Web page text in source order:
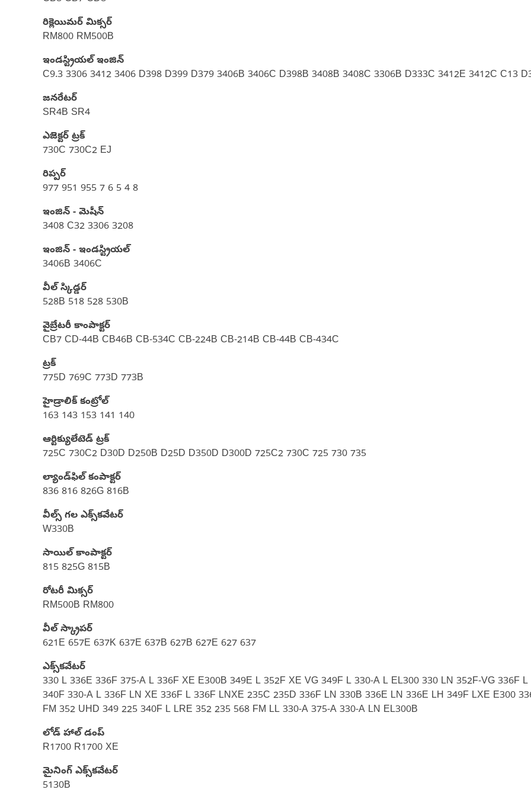
రిక్లెయిమర్ మిక్సర్
RM800 RM500B
ఇండస్ట్రియల్ ఇంజిన్
C9.3 3306 3412 3406 D398 D399 D379 3406B 3406C D398B 3408B 3408C 3306B D333C 3412E 3412C C13
జనరేటర్
SR4B SR4
ఎజెక్టర్ ట్రక్
730C 730C2 EJ
రిప్పర్
977 951 955 7 6 5 4 8
ఇంజిన్ - మెషీన్
3408 C32 3306 3208
ఇంజిన్ - ఇండస్ట్రియల్
3406B 3406C
వీల్ స్కిడ్డర్
528B 518 528 530B
వైబ్రేటరీ కాంపాక్టర్
CB7 CD-44B CB46B CB-534C CB-224B CB-214B CB-44B CB-434C
ట్రక్
775D 769C 773D 773B
హైడ్రాలిక్ కంట్రోల్
163 143 153 141 140
ఆర్టిక్యులేటెడ్ ట్రక్
725C 730C2 D30D D250B D25D D350D D300D 725C2 730C 725 730 735
ల్యాండ్‌ఫిల్ కంపాక్టర్
836 816 826G 816B
వీల్స్ గల ఎక్స్‌కవేటర్
W330B
సాయిల్ కాంపాక్టర్‌
815 825G 815B
రోటరీ మిక్సర్
RM500B RM800
వీల్ స్క్రాపర్‌
621E 657E 637K 637E 637B 627B 627E 627 637
ఎక్స్‌కవేటర్
330 L 336E 336F 375-A L 336F XE E300B 349E L 352F XE VG 349F L 330-A L EL300 330 LN 352F-VG 336F
340F 330-A L 336F LN XE 336F L 336F LNXE 235C 235D 336F LN 330B 336E LN 336E LH 349F LXE E300
FM 352 UHD 349 225 340F L LRE 352 235 568 FM LL 330-A 375-A 330-A LN EL300B
లోడ్ హాల్ డంప్
R1700 R1700 XE
మైనింగ్ ఎక్స్‌కవేటర్
5130B